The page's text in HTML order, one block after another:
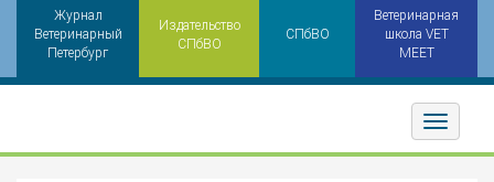
Журнал
Ветеринарный
Петербург
Издательство
СПбВО
СПбВО
Ветеринарная
школа VET
MEET
Toggler